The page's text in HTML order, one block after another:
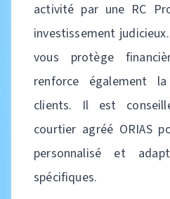
activité par une RC
investissement
vous protège
renforce également
clients. Il est
courtier agréé ORIAS
personnalisé et
spécifiques.